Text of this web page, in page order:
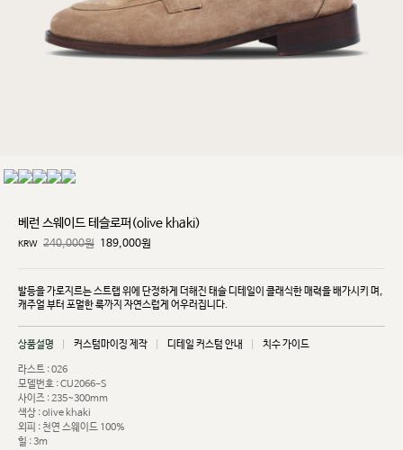
베런 스웨이드 테슬로퍼(olive khaki)
KRW 240,000원 189,000원
발등을 가로지르는 스트랩 위에 단정하게 더해진 태슬 디테일이 클래식한 매력을 배가시키 며,
캐주얼 부터 포멀한 룩까지 자연스럽게 어우러집니다.
상품설명 커스텀마이징 제작 디테일 커스텀 안내 치수 가이드
라스트 : 026
모델번호 : CU2066-S
사이즈 : 235~300mm
색상 : olive khaki
외피 : 천연 스웨이드 100%
힐 : 3m